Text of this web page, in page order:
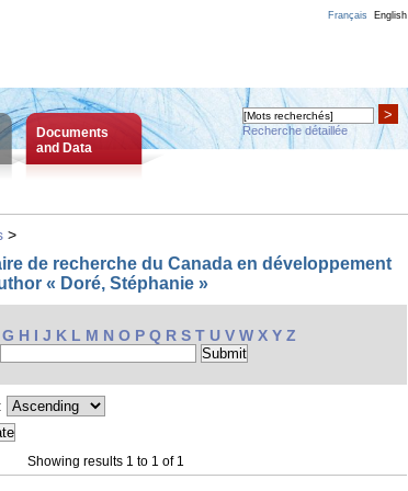
Français English
Documents
and Data
>
Recherche détaillée
>
de recherche du Canada en développement
« Doré, Stéphanie »
G H I J K L M N O P Q R S T U V W X Y Z
Showing results 1 to 1 of 1